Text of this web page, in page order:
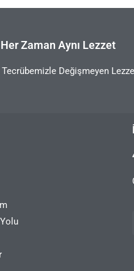
Her Zaman Aynı Lezzet
Tecrübemizle Değişmeyen